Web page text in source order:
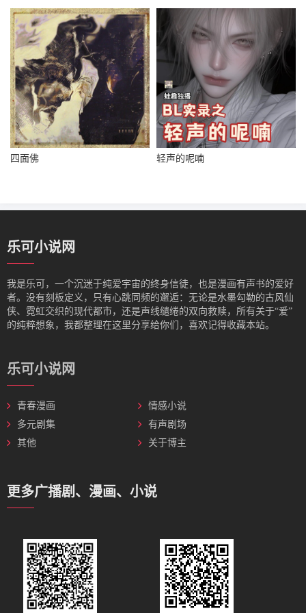
四面佛 轻声的呢喃
乐可小说网
我是‌乐可，一个沉迷于纯爱宇宙的终身信徒，也是漫画有声书的爱好
者。没有刻板定义，只有心跳同频的邂逅：无论是水墨勾勒的古风仙
侠、霓虹交织的现代都市，还是声线缱绻的双向救赎，所有关于“爱”
的纯粹想象，我都整理在这里分享给你们，喜欢记得收藏本站。
乐可小说网
青春漫画
情感小说
多元剧集
有声剧场
其他
关于博主
更多广播剧、漫画、小说